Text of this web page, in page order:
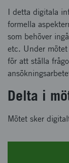
I detta digitala
formella
som behöver
etc. Under
för att ställa
Delta i
Mötet sker